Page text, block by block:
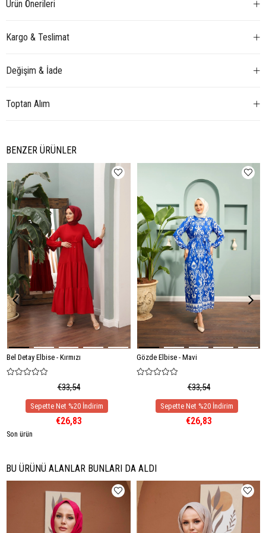
Ürün Önerileri
Kargo & Teslimat
Değişim & İade
Toptan Alım
BENZER ÜRÜNLER
Bel Detay Elbise - Kırmızı
€33,54
€26,83
Son ürün
Gözde Elbise - Mavi
€33,54
€26,83
BU ÜRÜNÜ ALANLAR BUNLARI DA ALDI